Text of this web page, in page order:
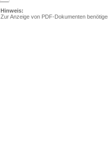
Hinweis:
Zur Anzeige von PDF-Dokumenten